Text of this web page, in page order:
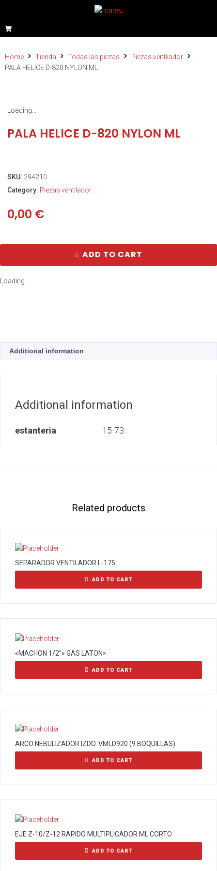
Home Tienda Todas las piezas
Piezas ventilador
PALA HELICE D-820 NYLON ML
Loading...
PALA HELICE D-820 NYLON ML
SKU: 294210
Category: Piezas ventilador
0,00 €
ADD TO CART
Loading...
Additional information
Additional information
estanteria 15-73
Related products
SEPARADOR VENTILADOR L-175
ADD TO CART
«MACHON 1/2″» GAS LATON»
ADD TO CART
ARCO NEBULIZADOR IZDO. VMLD920 (9 BOQUILLAS)
ADD TO CART
EJE Z-10/Z-12 RAPIDO MULTIPLICADOR ML CORTO
ADD TO CART